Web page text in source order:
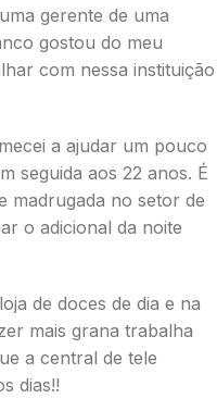
gerente de uma
gostou do meu
com nessa instituição
a ajudar um pouco
seguida aos 22 anos. É
madrugada no setor de
o adicional da noite
de doces de dia e na
mais grana trabalha
a central de tele
dias!!